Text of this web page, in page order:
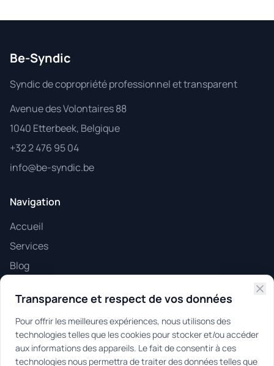
Be-Syndic
Syndic de copropriété professionnel et transparent
Avenue des Volontaires 88
1040 Etterbeek, Belgique
+32 2 476 95 04
info@be-syndic.be
Navigation
Accueil
Services
Blog
Espace clients
Certifications
Transparence et respect de vos données
Pour offrir les meilleures expériences, nous utilisons des
technologies telles que les cookies pour stocker et/ou accéder
aux informations des appareils. Le fait de consentir à ces
technologies nous permettra de traiter des données telles que